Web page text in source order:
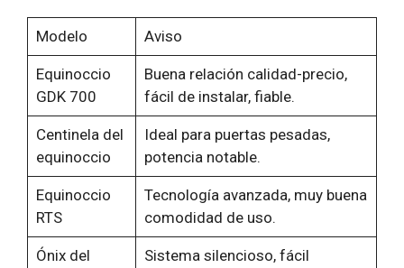
Modelo Aviso
Equinoccio
GDK 700
Buena relación calidad-precio,
fácil de instalar, fiable.
Centinela del
equinoccio
Ideal para puertas pesadas,
potencia notable.
Equinoccio
RTS
Tecnología avanzada, muy buena
comodidad de uso.
Ónix del
Sistema silencioso, fácil